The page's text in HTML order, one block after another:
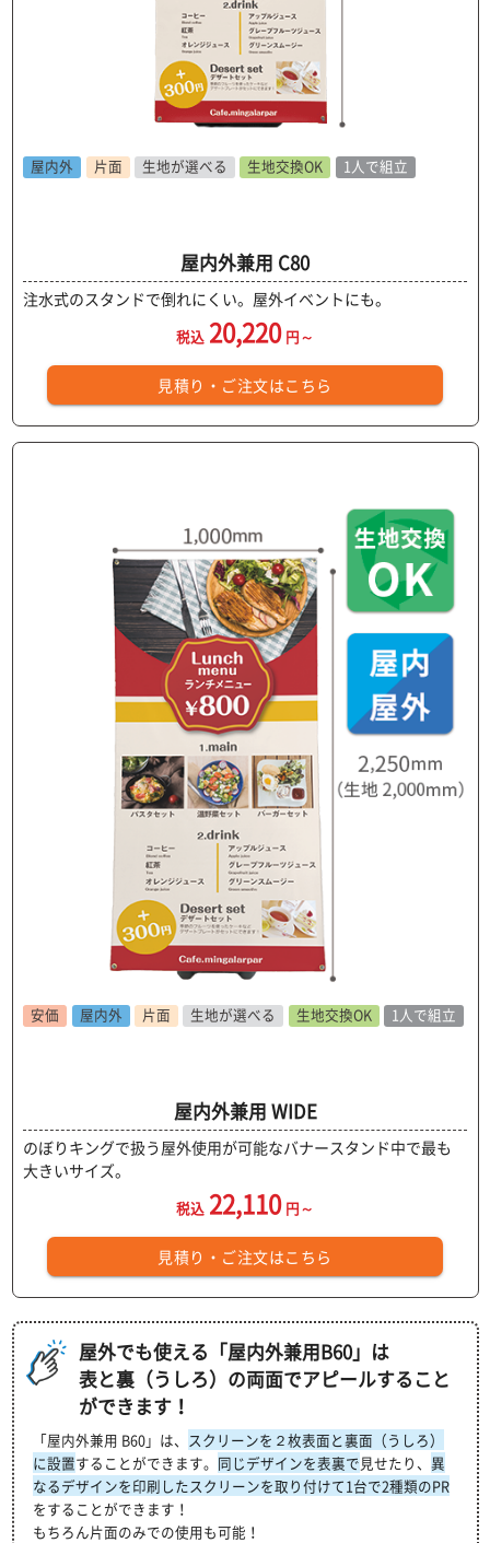
屋内外 片面 生地が選べる 生地交換OK 1人で組立
屋内外兼用 C80
注水式のスタンドで倒れにくい。屋外イベントにも。
税込 20,220 円～
見積り・ご注文はこちら
安価 屋内外 片面 生地が選べる 生地交換OK 1人で組立
屋内外兼用 WIDE
のぼりキングで扱う屋外使用が可能なバナースタンド中で最も
大きいサイズ。
税込 22,110 円～
見積り・ご注文はこちら
屋外でも使える「屋内外兼用B60」は
表と裏（うしろ）の両面でアピールすること
ができます！
「屋内外兼用 B60」は、
スクリーンを２枚表面と裏面（うしろ）
に設置することができます。 同じデザインを表裏で見せたり、異
なるデザインを印刷したスクリーンを取り付けて1台で2種類のPR
をすることができます！
もちろん片面のみでの使用も可能！